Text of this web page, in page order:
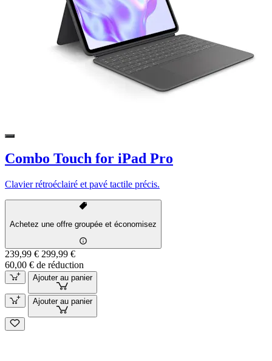
Combo Touch for iPad Pro
Clavier rétroéclairé et pavé tactile précis.
Achetez une offre groupée et économisez
239,99 € 299,99 €
60,00 € de réduction
Ajouter au panier
Ajouter au panier